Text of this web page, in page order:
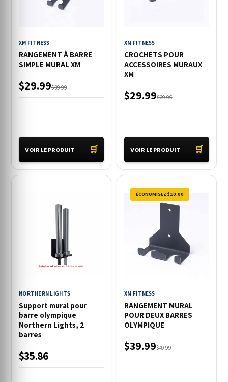
XM FITNESS
RANGEMENT À BARRE
SIMPLE MURAL XM
$39.99
$29.99
VOIR LE PRODUIT 🛒
XM FITNESS
CROCHETS POUR
ACCESSOIRES MURAUX
XM
$39.99
$29.99
VOIR LE PRODUIT 🛒
NORTHERN LIGHTS
Support mural pour
barre olympique
Northern Lights, 2
barres
$35.86
ÉCONOMISEZ $10.00
XM FITNESS
RANGEMENT MURAL
POUR DEUX BARRES
OLYMPIQUE
$49.99
$39.99